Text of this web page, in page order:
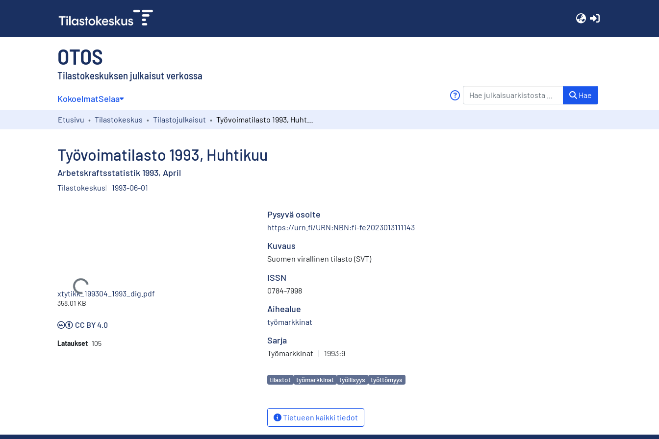
OTOS
Tilastokeskuksen julkaisut verkossa
KokoelmatSelaa Hae
Etusivu Tilastokeskus Tilastojulkaisut
Työvoimatilasto 1993, Huhtikuu
Arbetskraftsstatistik 1993, April
Tilastokeskus 1993-06-01
Ladataan...
xtytikk_199304_1993_dig.pdf
358.01 KB
CC BY 4.0
Lataukset 105
Pysyvä osoite
https://urn.fi/URN:NBN:fi-fe2023013111143
Kuvaus
Suomen virallinen tilasto (SVT)
ISSN
0784-7998
Aihealue
työmarkkinat
Sarja
Työmarkkinat | 1993:9
Avainsanat
tilastot työmarkkinat työllisyys työttömyys
Tietueen kaikki tiedot